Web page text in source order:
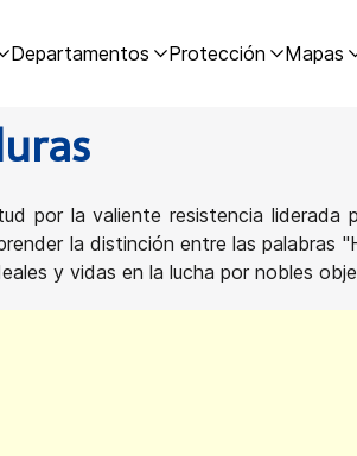
Departamentos Protección Mapas
por la valiente resistencia liderada
la distinción entre las palabras
y vidas en la lucha por nobles